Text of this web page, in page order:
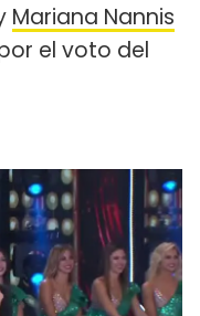
Mariana Nannis
el voto del